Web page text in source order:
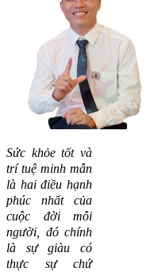
Sức khỏe tốt và
trí tuệ minh mẫn
là hai điều hạnh
phúc nhất của
cuộc đời mỗi
người, đó chính
là sự giàu có
thực sự chứ